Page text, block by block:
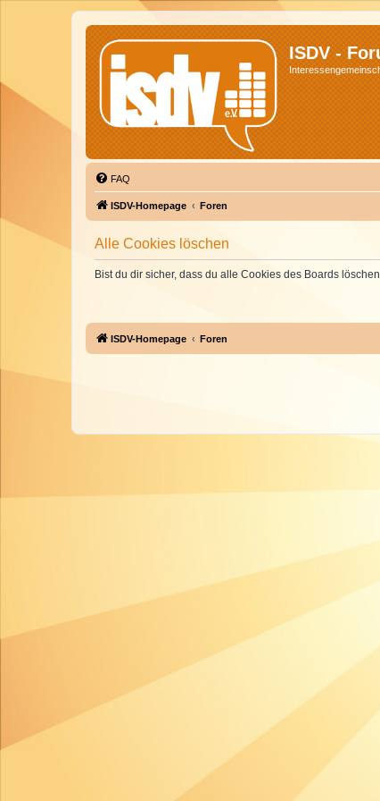
ISDV -
FAQ
ISDV-Homepage Foren
Alle Cookies löschen
Bist du dir sicher, dass du alle Cookies des Boards
ISDV-Homepage Foren